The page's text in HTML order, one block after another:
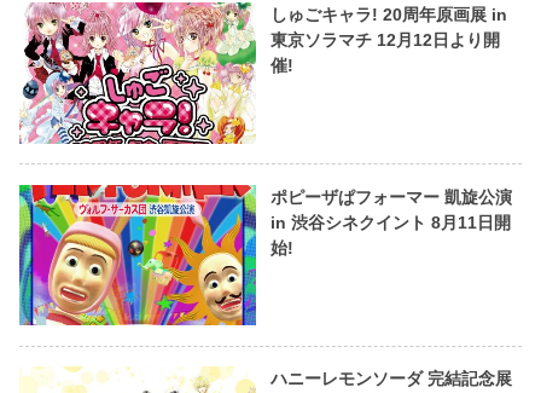
しゅごキャラ! 20周年原画展 in
東京ソラマチ 12月12日より開
催!
ポピーザぱフォーマー 凱旋公演
in 渋谷シネクイント 8月11日開
始!
ハニーレモンソーダ 完結記念展